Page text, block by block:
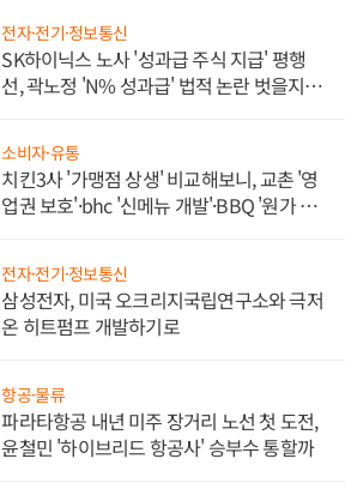
전자·전기·정보통신
SK하이닉스 노사 '성과급 주식 지급' 평행
선, 곽노정 'N% 성과급' 법적 논란 벗을지 주
소비자·유통
치킨3사 '가맹점 상생' 비교해보니, 교촌 '영
업권 보호'·bhc '신메뉴 개발'·BBQ '원가 부
전자·전기·정보통신
삼성전자, 미국 오크리지국립연구소와 극저
온 히트펌프 개발하기로
항공·물류
파라타항공 내년 미주 장거리 노선 첫 도전,
윤철민 '하이브리드 항공사' 승부수 통할까